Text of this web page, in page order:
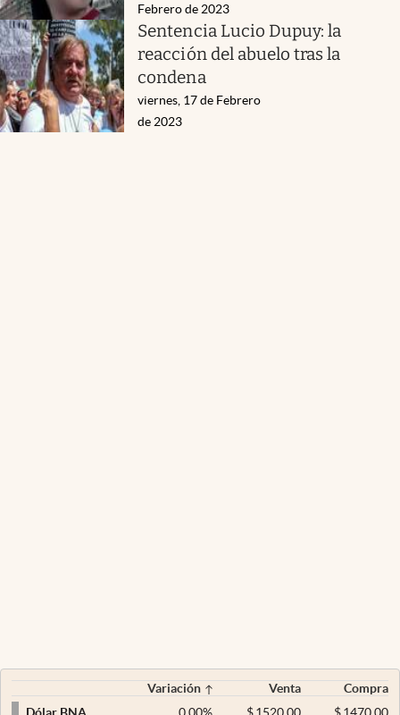
Febrero de 2023
Sentencia Lucio Dupuy: la
reacción del abuelo tras la
condena
viernes, 17 de Febrero
de 2023
Variación Venta
Compra
0,00% $ 1520,00 $1470,00